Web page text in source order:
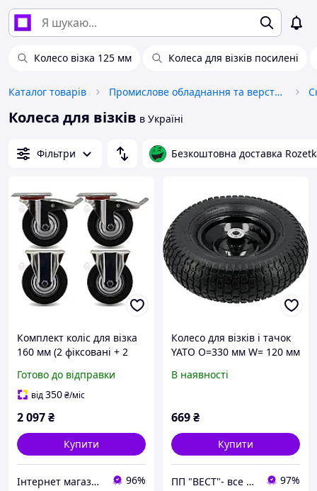
Колесо візка 125 мм Колеса для візків посилені
Каталог товарів Промислове обладнання та верстати
Колеса для візків в Україні
Фільтри Безкоштовна доставка
Комплект коліс для візка
160 мм (2 фіксовані + 2
кг
Готово до відправки
від350₴/міс
2 097₴
Купити
Інтернет магазин Постелюшка (Домашній текстиль, сумки, товари для дому та відпочинку) 96%
Колесо для візків і тачок
YATO O=330 мм W= 120 мм
В наявності
669₴
Купити
ПП "ВЕСТ"- все для зварки, спецодяг та взуття, пожежна безпека, покрівельні матеріали. 97%